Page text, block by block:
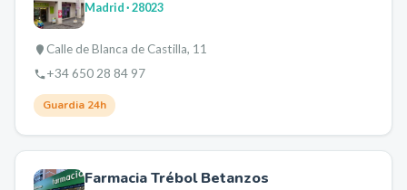
Madrid· 28023
Calle de Blanca de Castilla, 11
+34 650 28 84 97
Guardia 24h
Farmacia Trébol Betanzos